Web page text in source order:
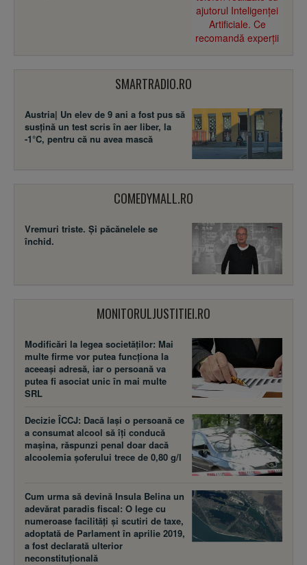
SMARTRADIO.RO
Austria| Un elev de 9 ani a fost pus să
susţină un test scris în aer liber, la
-1°C, pentru că nu avea mască
COMEDYMALL.RO
Vremuri triste. Şi păcănelele se
închid.
MONITORULJUSTITIEI.RO
Modificări la legea societăţilor: Mai
multe firme vor putea funcţiona la
aceeaşi adresă, iar o persoană va
putea fi asociat unic în mai multe
SRL
Decizie ÎCCJ: Dacă laşi o persoană ce
a consumat alcool să îţi conducă
maşina, răspunzi penal doar dacă
alcoolemia şoferului trece de 0,80 g/l
Cum urma să devină Insula Belina un
adevărat paradis fiscal: O lege cu
numeroase facilităţi şi scutiri de taxe,
adoptată de Parlament în aprilie 2019,
a fost declarată ulterior
neconstituţională